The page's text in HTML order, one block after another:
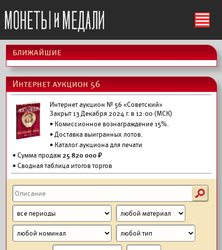
ś
ближайшие
Интернет аукцион 56
Интернет аукцион № 56 «Советский»
Закрыт 13 Декабря 2024 г. в 12:00 (МСК)
• Комиссионное вознаграждение 15%.
•Доставка выигранных лотов.
• Каталог аукциона для печати
• Сумма продаж 25 820 000 ₽
• Сводная таблица итогов торгов
s